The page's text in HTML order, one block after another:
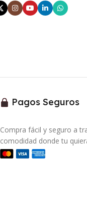
Pagos Seguros
Compra fácil y seguro a
comodidad donde tu